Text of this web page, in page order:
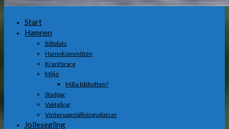
Start
Hamnen
Båtplats
Hamnkommittén
Kranförare
Miljö
Måla båtbotten?
Stadgar
Vaktgång
Vinteruppställningsplatser
Jollesegling